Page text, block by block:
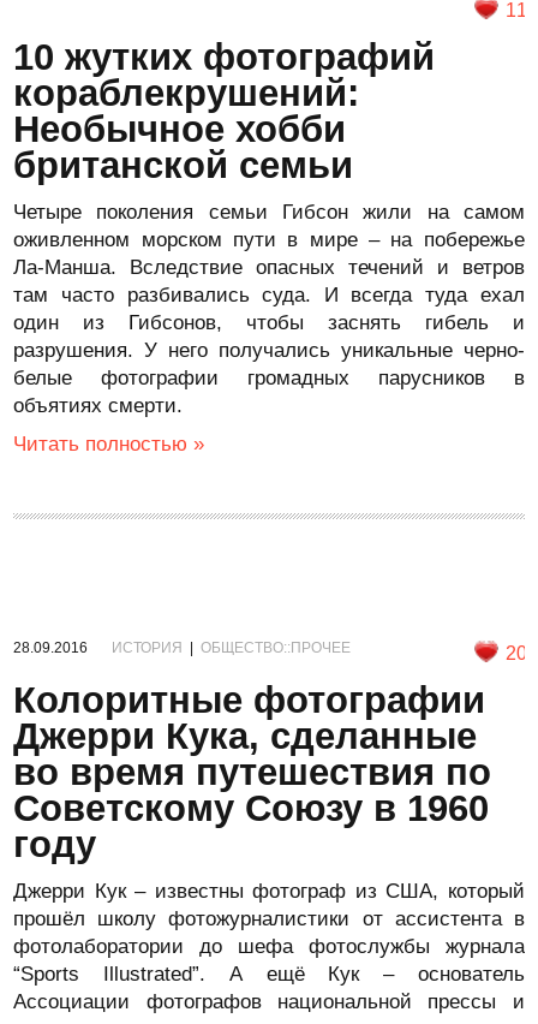
11
10 жутких фотографий
кораблекрушений:
Необычное хобби
британской семьи
Четыре поколения семьи Гибсон жили на самом
оживленном морском пути в мире – на побережье
Ла-Манша. Вследствие опасных течений и ветров
там часто разбивались суда. И всегда туда ехал
один из Гибсонов, чтобы заснять гибель и
разрушения. У него получались уникальные черно-
белые фотографии громадных парусников в
объятиях смерти.
Читать полностью »
28.09.2016 ИСТОРИЯ |ОБЩЕСТВО::ПРОЧЕЕ 20
Колоритные фотографии
Джерри Кука, сделанные
во время путешествия по
Советскому Союзу в 1960
году
Джерри Кук – известны фотограф из США, который
прошёл школу фотожурналистики от ассистента в
фотолаборатории до шефа фотослужбы журнала
“Sports Illustrated”. А ещё Кук – основатель
Ассоциации фотографов национальной прессы и